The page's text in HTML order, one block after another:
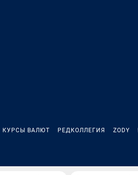
КУРСЫ ВАЛЮТ РЕДКОЛЛЕГИЯ ZODY